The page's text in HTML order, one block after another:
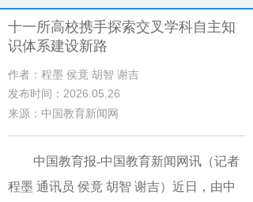
十一所高校携手探索交叉学科自主知
识体系建设新路
作者：程墨 侯竟 胡智 谢吉
发布时间：2026.05.26
来源：中国教育新闻网
中国教育报-中国教育新闻网讯（记者
程墨 通讯员 侯竟 胡智 谢吉）近日，由中